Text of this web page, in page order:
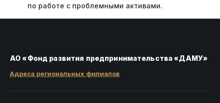
по работе с проблемными активами.
АО «Фонд развития предпринимательства «ДАМУ»
Адреса региональных филиалов